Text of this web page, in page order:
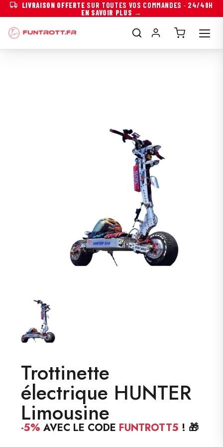
LIVRAISON OFFERTE SUR TOUTES VOS COMMANDES · 24/48H
EN SAVOIR PLUS →
Trottinette
électrique HUNTER
Limousine
-5% AVEC LE CODE FUNTROTT5 ! 🎁